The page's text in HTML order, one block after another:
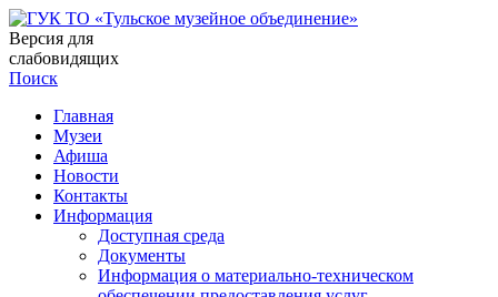
Версия для
слабовидящих
Поиск
Главная
Музеи
Афиша
Новости
Контакты
Информация
Доступная среда
Документы
Информация о материально-техническом